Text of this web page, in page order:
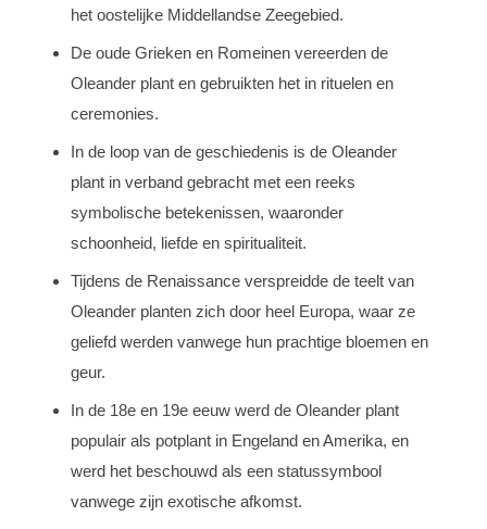
het oostelijke Middellandse Zeegebied.
De oude Grieken en Romeinen vereerden de
Oleander plant en gebruikten het in rituelen en
ceremonies.
In de loop van de geschiedenis is de Oleander
plant in verband gebracht met een reeks
symbolische betekenissen, waaronder
schoonheid, liefde en spiritualiteit.
Tijdens de Renaissance verspreidde de teelt van
Oleander planten zich door heel Europa, waar ze
geliefd werden vanwege hun prachtige bloemen en
geur.
In de 18e en 19e eeuw werd de Oleander plant
populair als potplant in Engeland en Amerika, en
werd het beschouwd als een statussymbool
vanwege zijn exotische afkomst.